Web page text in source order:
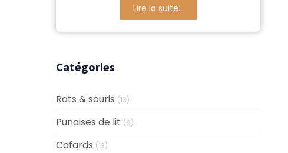
Lire la suite...
Catégories
Rats & souris (13)
Punaises de lit (6)
Cafards (13)